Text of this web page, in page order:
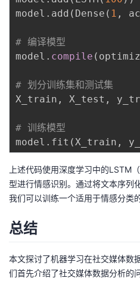
model . add ( Dense ( 1 ,
# 编译模型
model . compile (
# 划分训练集和测试集
X_train , X_test ,
# 训练模型
model . fit ( X_train ,
上述代码使用深度学习中的LSTM
型进行情感识别。通过将文本序列
我们可以训练一个适用于情感分类
总结
本文探讨了机器学习在社交媒体数
们首先介绍了社交媒体数据分析的